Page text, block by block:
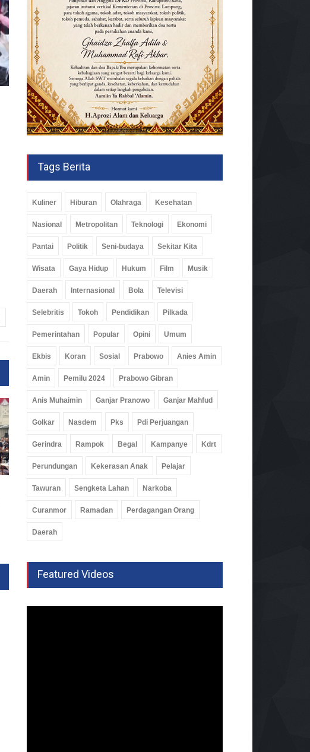
Tumbuhkan Budaya Baca,
Perpustakaan Keliling
Pemerintahan
Tags Berita
Kuliner Hiburan Olahraga Kesehatan
Nasional Metropolitan Teknologi Ekonomi
Pantai Politik Seni-budaya Sekitar Kita
Wisata Gaya Hidup Hukum Film Musik
Daerah Internasional Bola Televisi
Selebritis Tokoh Pendidikan Pilkada
Pemerintahan Popular Opini Umum
Ekbis Koran Sosial Prabowo Anies Amin
Amin Pemilu 2024 Prabowo Gibran
Anis Muhaimin Ganjar Pranowo Ganjar Mahfud
Golkar Nasdem Pks Pdi Perjuangan
Gerindra Rampok Begal Kampanye Kdrt
Perundungan Kekerasan Anak Pelajar
Tawuran Sengketa Lahan Narkoba
Curanmor Ramadan Perdagangan Orang
Daerah
Featured Videos